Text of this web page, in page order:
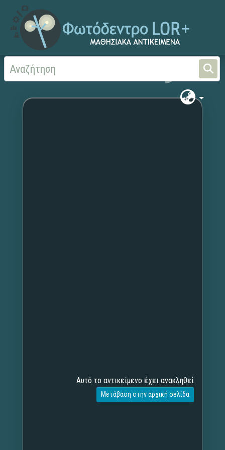
Αρχική Χωρίς τίτλο
Αυτό το αντικείμενο έχει ανακληθεί
Μετάβαση στην αρχική σελίδα